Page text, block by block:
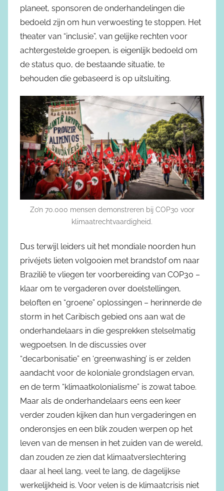
planeet, sponsoren de onderhandelingen die
bedoeld zijn om hun verwoesting te stoppen. Het
theater van “inclusie”, van gelijke rechten voor
achtergestelde groepen, is eigenlijk bedoeld om
de status quo, de bestaande situatie, te
behouden die gebaseerd is op uitsluiting.
Zo’n 70.000 mensen demonstreren bij COP30 voor
klimaatrechtvaardigheid.
Dus terwijl leiders uit het mondiale noorden hun
privéjets lieten volgooien met brandstof om naar
Brazilië te vliegen ter voorbereiding van COP30 –
klaar om te vergaderen over doelstellingen,
beloften en “groene” oplossingen – herinnerde de
storm in het Caribisch gebied ons aan wat de
onderhandelaars in die gesprekken stelselmatig
wegpoetsen. In de discussies over
“decarbonisatie” en ‘greenwashing’ is er zelden
aandacht voor de koloniale grondslagen ervan,
en de term “klimaatkolonialisme” is zowat taboe.
Maar als de onderhandelaars eens een keer
verder zouden kijken dan hun vergaderingen en
onderonsjes en een blik zouden werpen op het
leven van de mensen in het zuiden van de wereld,
dan zouden ze zien dat klimaatverslechtering
daar al heel lang, veel te lang, de dagelijkse
werkelijkheid is. Voor velen is de klimaatcrisis niet